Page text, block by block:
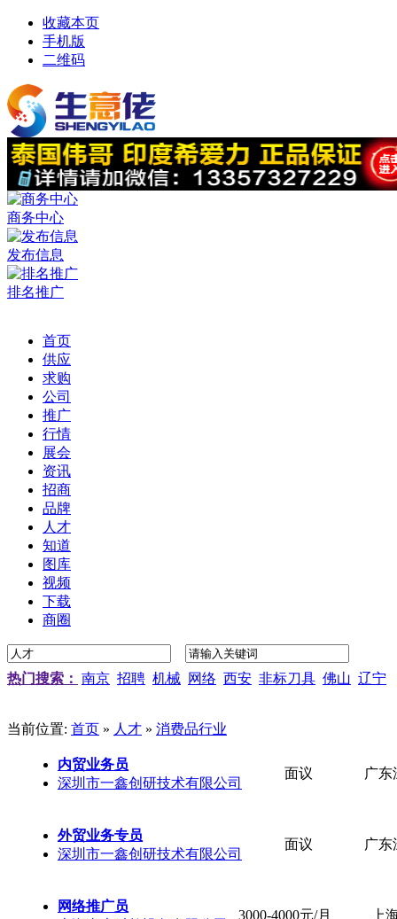
收藏本页
手机版
二维码
商务中心
发布信息
排名推广
首页
供应
求购
公司
推广
行情
展会
资讯
招商
品牌
人才
知道
图库
视频
下载
商圈
热门搜索： 南京 招聘 机械 网络 西安 非标刀具 佛山 辽宁
当前位置: 首页 » 人才 » 消费品行业
内贸业务员
深圳市一鑫创研技术有限公司
面议 广东
外贸业务专员
深圳市一鑫创研技术有限公司
面议 广东
网络推广员
3000-4000元/月 上